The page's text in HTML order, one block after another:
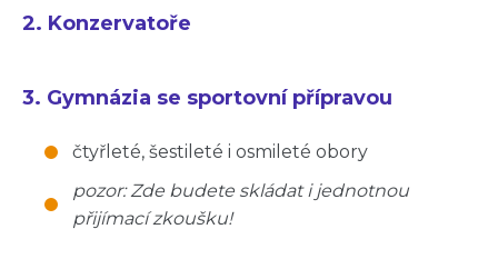
2. Konzervatoře
3. Gymnázia se sportovní přípravou
čtyřleté, šestileté i osmileté obory
pozor: Zde budete skládat i jednotnou
přijímací zkoušku!